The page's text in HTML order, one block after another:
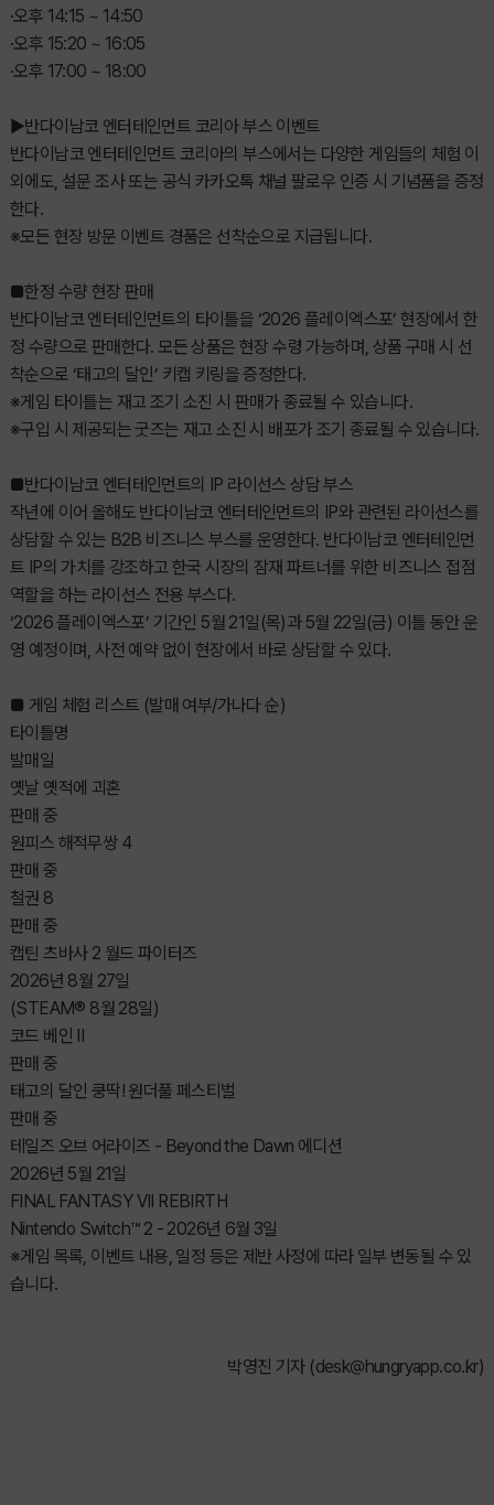
·오후 14:15 ~ 14:50
·오후 15:20 ~ 16:05
·오후 17:00 ~ 18:00
▶반다이남코 엔터테인먼트 코리아 부스 이벤트
반다이남코 엔터테인먼트 코리아의 부스에서는 다양한 게임들의 체험 이
외에도, 설문 조사 또는 공식 카카오톡 채널 팔로우 인증 시 기념품을 증정
한다.
※모든 현장 방문 이벤트 경품은 선착순으로 지급됩니다.
■한정 수량 현장 판매
반다이남코 엔터테인먼트의 타이틀을 ‘2026 플레이엑스포’ 현장에서 한
정 수량으로 판매한다. 모든 상품은 현장 수령 가능하며, 상품 구매 시 선
착순으로 ‘태고의 달인’ 키캡 키링을 증정한다.
※게임 타이틀는 재고 조기 소진 시 판매가 종료될 수 있습니다.
※구입 시 제공되는 굿즈는 재고 소진 시 배포가 조기 종료될 수 있습니다.
■반다이남코 엔터테인먼트의 IP 라이선스 상담 부스
작년에 이어 올해도 반다이남코 엔터테인먼트의 IP와 관련된 라이선스를
상담할 수 있는 B2B 비즈니스 부스를 운영한다. 반다이남코 엔터테인먼
트 IP의 가치를 강조하고 한국 시장의 잠재 파트너를 위한 비즈니스 접점
역할을 하는 라이선스 전용 부스다.
‘2026 플레이엑스포’ 기간인 5월 21일(목)과 5월 22일(금) 이틀 동안 운
영 예정이며, 사전 예약 없이 현장에서 바로 상담할 수 있다.
■ 게임 체험 리스트 (발매 여부/가나다 순)
타이틀명
발매일
옛날 옛적에 괴혼
판매 중
원피스 해적무쌍 4
판매 중
철권 8
판매 중
캡틴 츠바사 2 월드 파이터즈
2026년 8월 27일
(STEAM® 8월 28일)
코드 베인 II
판매 중
태고의 달인 쿵딱! 원더풀 페스티벌
판매 중
테일즈 오브 어라이즈 - Beyond the Dawn 에디션
2026년 5월 21일
FINAL FANTASY VII REBIRTH
Nintendo Switch™ 2 - 2026년 6월 3일
※게임 목록, 이벤트 내용, 일정 등은 제반 사정에 따라 일부 변동될 수 있
습니다.
박영진 기자 (desk@hungryapp.co.kr)